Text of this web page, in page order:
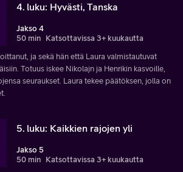
4. luku: Hyvästi, Tanska
Jakso 4
50 min Katsottavissa 3+ kuukautta
ja sekä hän että Laura valmistautuvat
Totuus iskee Nikolajn ja Henrikin kasvoille,
seuraukset. Laura tekee päätöksen, jolla on
5. luku: Kaikkien rajojen yli
Jakso 5
50 min Katsottavissa 3+ kuukautta